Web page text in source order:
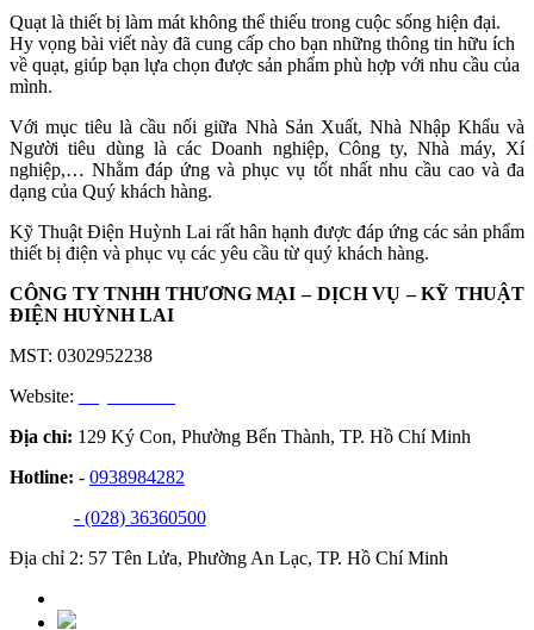
Quạt là thiết bị làm mát không thể thiếu trong cuộc sống hiện đại.
Hy vọng bài viết này đã cung cấp cho bạn những thông tin hữu ích
về quạt, giúp bạn lựa chọn được sản phẩm phù hợp với nhu cầu của
mình.
Với mục tiêu là cầu nối giữa Nhà Sản Xuất, Nhà Nhập Khẩu và
Người tiêu dùng là các Doanh nghiệp, Công ty, Nhà máy, Xí
nghiệp,… Nhằm đáp ứng và phục vụ tốt nhất nhu cầu cao và đa
dạng của Quý khách hàng.
Kỹ Thuật Điện Huỳnh Lai rất hân hạnh được đáp ứng các sản phẩm
thiết bị điện và phục vụ các yêu cầu từ quý khách hàng.
CÔNG TY TNHH THƯƠNG MẠI – DỊCH VỤ – KỸ THUẬT
ĐIỆN HUỲNH LAI
MST: 0302952238
Website:
Địa chỉ: 129 Ký Con, Phường Bến Thành, TP. Hồ Chí Minh
Hotline: - 0938984282
- (028) 36360500
Địa chỉ 2: 57 Tên Lửa, Phường An Lạc, TP. Hồ Chí Minh